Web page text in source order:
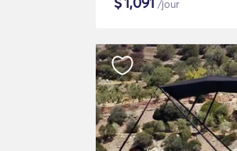
/jour